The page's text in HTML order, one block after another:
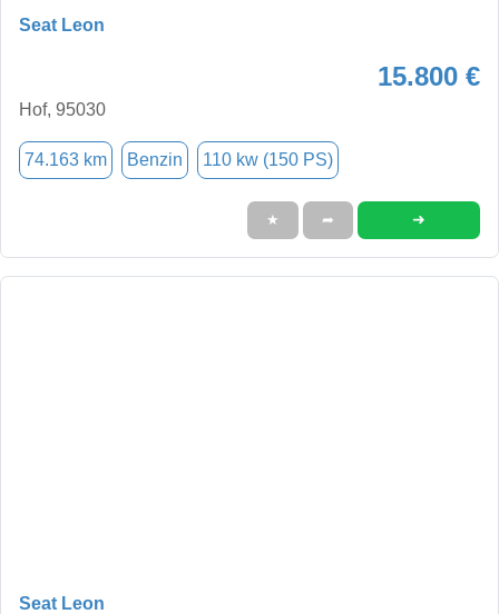
Seat Leon
15.800 €
Hof, 95030
74.163 km Benzin 110 kw (150 PS)
★ ➦ ➜
Seat Leon